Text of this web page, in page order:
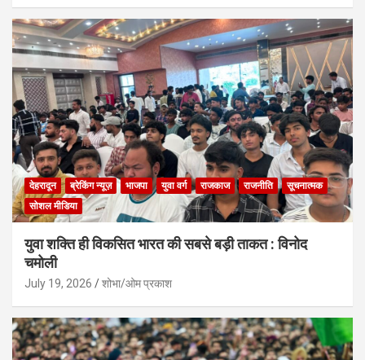
देहरादून ब्रेकिंग न्यूज़ भाजपा युवा वर्ग राजकाज राजनीति
सूचनात्मक
सोशल मीडिया
युवा शक्ति ही विकसित भारत की सबसे बड़ी ताकत : विनोद
चमोली
July 19, 2026 शोभा/ओम प्रकाश